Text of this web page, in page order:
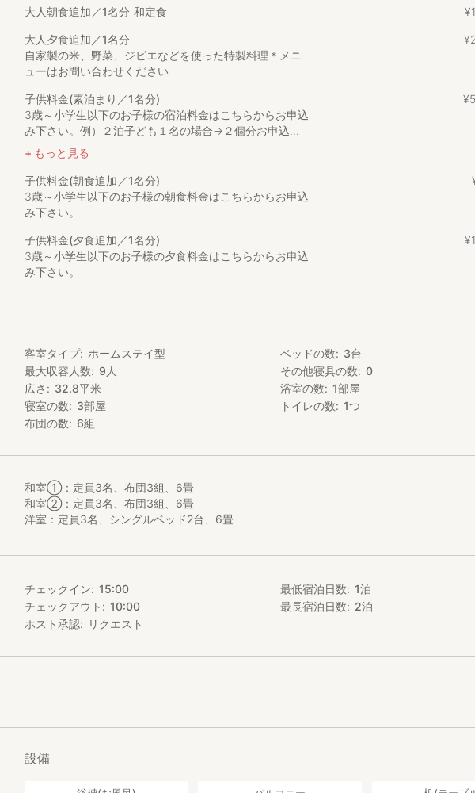
◎体験メニュー
専用の石窯で焼いたピザと、サクラチップを使った燻製をお楽しみください。
－釣堀 一人200円
釣った魚は、その場で焼いて食べる、またはお持ち帰りが可能です。
食事やお持ち帰りはご相談ください。
－春：山菜獲り 一人2,500円
季節によって収穫できる山菜については異なりますので季節毎の美味しい山菜をレクチャ
だきます。
栗の代金は時価です（目安：1kg 1,000～1,500円）
甘さが詰まった栗をお持ち帰りください。
オーナーがこだわり抜いてリフォームを行いました。
お部屋からは木の温もりや香りを感じていただけます。
和室2部屋（６畳）、洋室1部屋ご用意しております。
和室では布団3組、洋室ではベッド2台をご用意致します
＊部屋に鍵はついておりませんので、予めご了承ください
無料のWi-Fiも設置しておりますので、体験の様子をお友達に共有いただくことも可能です
●近隣のおすすめスポット
－すきむらんど：車で約15分
https://www.sukimuland.com
9月には須木栗づくしの栗まつり、5月には滝まつりが行われます。
https://tabelog.com/miyazaki/A4503/A450304/45005960/
地元では、山菜の小鉢が有名です。
大人朝食追加／1名分 和定食 ¥1
大人夕食追加／1名分
自家製の米、野菜、ジビエなどを使った特製料理＊メニ
ューはお問い合わせください
¥2
子供料金(素泊まり／1名分)
3歳～小学生以下のお子様の宿泊料金はこちらからお申込
み下さい。例）２泊子ども１名の場合→２個分お申込...
もっと見る
¥5
子供料金(朝食追加／1名分)
3歳～小学生以下のお子様の朝食料金はこちらからお申込
み下さい。
子供料金(夕食追加／1名分)
3歳～小学生以下のお子様の夕食料金はこちらからお申込
み下さい。
¥1
客室タイプ
ホームステイ型
最大収容人数
9 人
広さ
32.8平米
寝室の数
3部屋
布団の数
6組
ベッドの数 3台
その他寝具の数
0
浴室の数
1部屋
トイレの数
1つ
和室①：定員3名、布団3組、6畳
和室②：定員3名、布団3組、6畳
洋室：定員3名、シングルベッド2台、6畳
チェックイン
15:00
チェックアウト
10:00
ホスト承認
リクエスト
最低宿泊日数 1泊
最長宿泊日数
2泊
設備